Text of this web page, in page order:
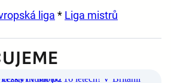
liga * Liga mistrů